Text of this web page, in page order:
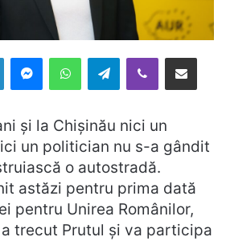
LinkedInMessengerWhatsAppTelegramViber Distribuie prin mail
și la Chișinău nici un
un politician nu s-a gândit
o autostradă.
astăzi pentru prima dată
pentru Unirea Românilor,
trecut Prutul și va participa